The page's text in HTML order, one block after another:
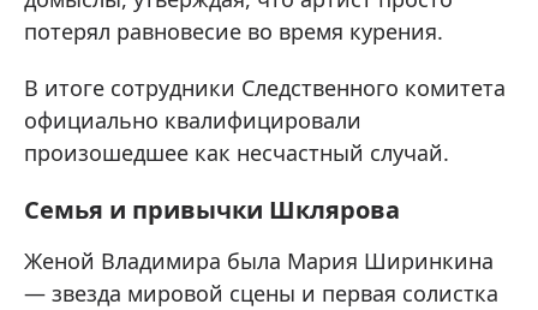
потерял равновесие во время курения.
В итоге сотрудники Следственного комитета
официально квалифицировали
произошедшее как несчастный случай.
Семья и привычки Шклярова
Женой Владимира была Мария Ширинкина
— звезда мировой сцены и первая солистка